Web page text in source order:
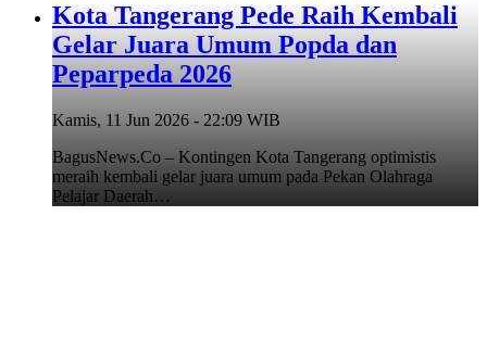
Kota Tangerang Pede Raih Kembali
Gelar Juara Umum Popda dan
Peparpeda 2026
Kamis, 11 Jun 2026 - 22:09 WIB
BagusNews.Co – Kontingen Kota Tangerang optimistis
meraih kembali gelar juara umum pada Pekan Olahraga
Pelajar Daerah…